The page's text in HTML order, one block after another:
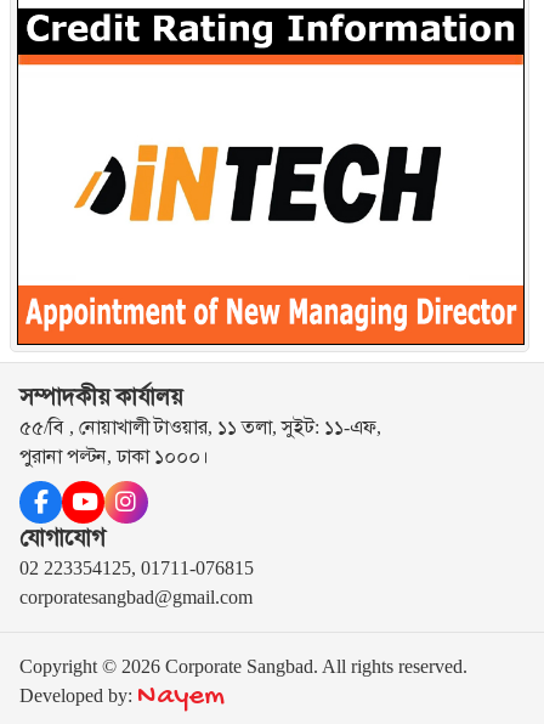
সম্পাদকীয় কার্যালয়
৫৫/বি , নোয়াখালী টাওয়ার, ১১ তলা, সুইট: ১১-এফ,
পুরানা পল্টন, ঢাকা ১০০০।
যোগাযোগ
02 223354125, 01711-076815
corporatesangbad@gmail.com
Copyright © 2026 Corporate Sangbad. All rights reserved.
Developed by: Nayem